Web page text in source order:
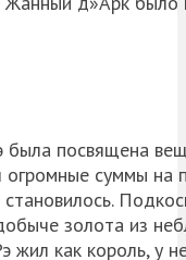
посвящена
огромные суммы
золота из
жил как король, у